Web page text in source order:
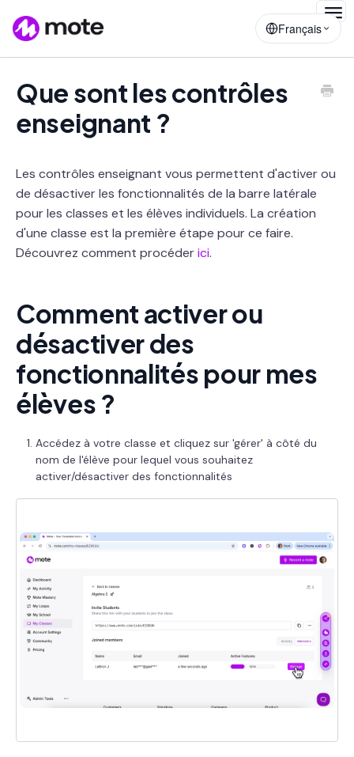
Français
Que sont les contrôles
enseignant ?
Les contrôles enseignant vous permettent d'activer ou
de désactiver les fonctionnalités de la barre latérale
pour les classes et les élèves individuels. La création
d'une classe est la première étape pour ce faire.
Découvrez comment procéderici.
Comment activer ou
désactiver des
fonctionnalités pour mes
élèves ?
Accédez à votre classe et cliquez sur 'gérer' à côté du
nom de l'élève pour lequel vous souhaitez
activer/désactiver des fonctionnalités